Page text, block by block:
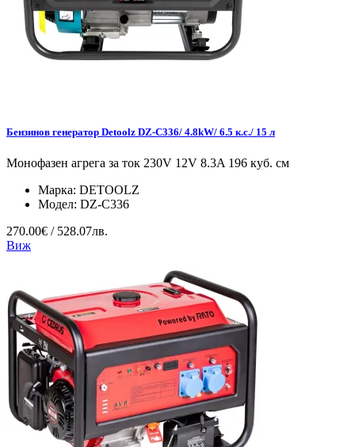
Бензинов генератор Detoolz DZ-C336/ 4.8kW/ 6.5 к.с./ 15 л
Монофазен агрега за ток 230V 12V 8.3A 196 куб. см
Марка: DETOOLZ
Модел: DZ-C336
270.00€ / 528.07лв.
Виж